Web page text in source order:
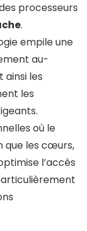
processeurs
.
empile une
au-
ainsi les
les
où le
que les cœurs,
l’accès